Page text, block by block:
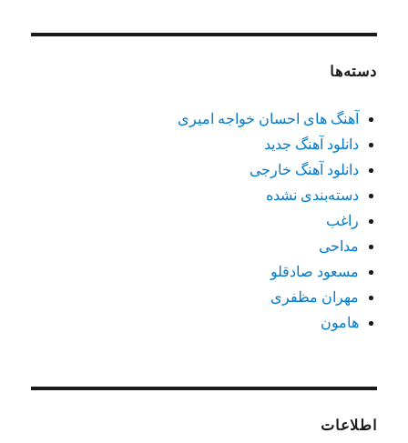
دسته‌ها
آهنگ های احسان خواجه امیری
دانلود آهنگ جدید
دانلود آهنگ خارجی
دسته‌بندی نشده
راغب
مداحی
مسعود صادقلو
مهران مظفری
هامون
اطلاعات